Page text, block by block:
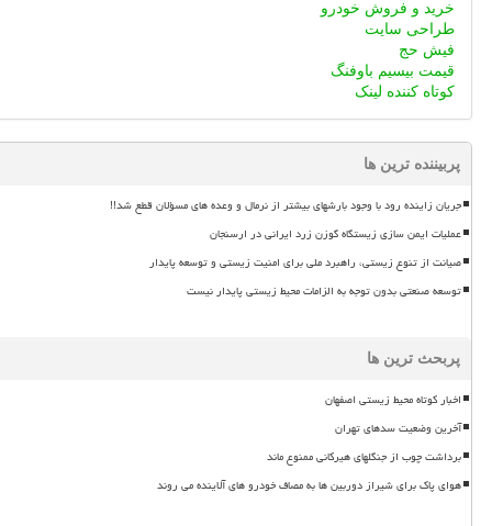
خرید و فروش خودرو
طراحی سایت
فیش حج
قیمت بیسیم باوفنگ
کوتاه کننده لینک
پربیننده ترین ها
جریان زاینده رود با وجود بارشهای بیشتر از نرمال و وعده های مسؤلان قطع شد!!
عملیات ایمن سازی زیستگاه گوزن زرد ایرانی در ارسنجان
صیانت از تنوع زیستی، راهبرد ملی برای امنیت زیستی و توسعه پایدار
توسعه صنعتی بدون توجه به الزامات محیط زیستی پایدار نیست
پربحث ترین ها
اخبار کوتاه محیط زیستی اصفهان
آخرین وضعیت سدهای تهران
برداشت چوب از جنگلهای هیرکانی ممنوع ماند
هوای پاک برای شیراز دوربین ها به مصاف خودرو های آلاینده می روند